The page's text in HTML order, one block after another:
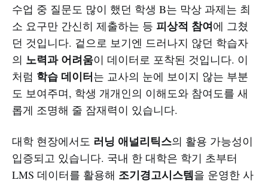
수업 중 질문도 많이 했던 학생 B는 막상 과제는 최
소 요구만 간신히 제출하는 등 피상적 참여에 그쳤
던 것입니다. 겉으로 보기엔 드러나지 않던 학습자
의 노력과 어려움이 데이터로 포착된 것입니다. 이
처럼 학습 데이터는 교사의 눈에 보이지 않는 부분
도 보여주며, 학생 개개인의 이해도와 참여도를 새
롭게 조명해 줄 잠재력이 있습니다.
대학 현장에서도 러닝 애널리틱스의 활용 가능성이
입증되고 있습니다. 국내 한 대학은 학기 초부터
LMS 데이터를 활용해 조기경고시스템을 운영한 사